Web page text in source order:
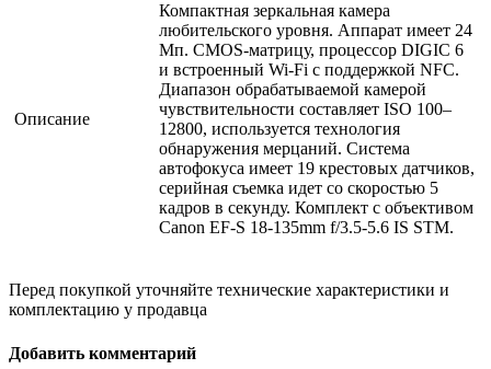
Описание
Компактная зеркальная камера
любительского уровня. Аппарат имеет 24
Мп. CMOS-матрицу, процессор DIGIC 6
и встроенный Wi-Fi с поддержкой NFC.
Диапазон обрабатываемой камерой
чувствительности составляет ISO 100–
12800, используется технология
обнаружения мерцаний. Система
автофокуса имеет 19 крестовых датчиков,
серийная съемка идет со скоростью 5
кадров в секунду. Комплект с объективом
Canon EF-S 18-135mm f/3.5-5.6 IS STM.
Перед покупкой уточняйте технические характеристики и
комплектацию у продавца
Добавить комментарий